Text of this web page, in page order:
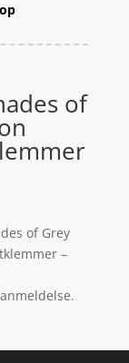
of
of Grey
–